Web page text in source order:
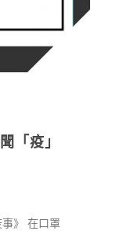
「疫」
》 在口罩